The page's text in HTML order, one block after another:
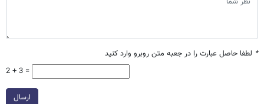
* لطفا حاصل عبارت را در جعبه متن روبرو وارد کنید
2 + 3 =
ارسال